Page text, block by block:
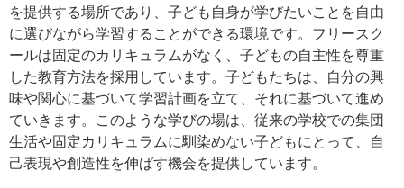
を提供する場所であり、子ども自身が学びたいことを自由
に選びながら学習することができる環境です。フリースク
ールは固定のカリキュラムがなく、子どもの自主性を尊重
した教育方法を採用しています。子どもたちは、自分の興
味や関心に基づいて学習計画を立て、それに基づいて進め
ていきます。このような学びの場は、従来の学校での集団
生活や固定カリキュラムに馴染めない子どもにとって、自
己表現や創造性を伸ばす機会を提供しています。